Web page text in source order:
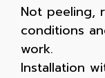
Not peeling,
conditions
work.
Installation